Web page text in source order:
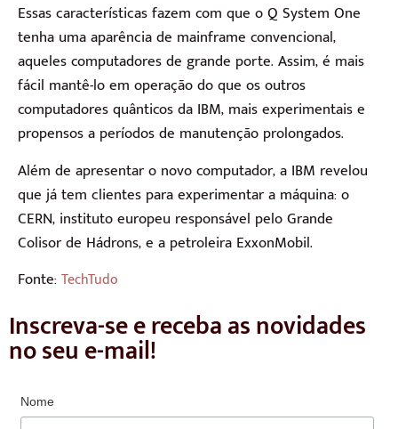
Essas características fazem com que o Q System One
tenha uma aparência de mainframe convencional,
aqueles computadores de grande porte. Assim, é mais
fácil mantê-lo em operação do que os outros
computadores quânticos da IBM, mais experimentais e
propensos a períodos de manutenção prolongados.
Além de apresentar o novo computador, a IBM revelou
que já tem clientes para experimentar a máquina: o
CERN, instituto europeu responsável pelo Grande
Colisor de Hádrons, e a petroleira ExxonMobil.
Fonte: TechTudo
Inscreva-se e receba as novidades
no seu e-mail!
Nome